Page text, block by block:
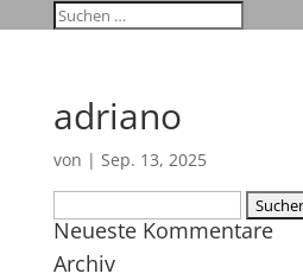
adriano
von | Sep. 13, 2025
nach:
Neueste Kommentare
Archiv